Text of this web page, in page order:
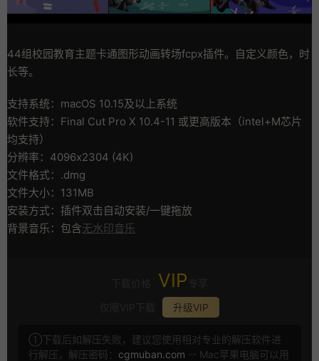
44组校园教育主题卡通图形动画转场fcpx插件。自定义颜色，时
长等。
支持系统：macOS 10.15及以上系统
软件支持：Final Cut Pro X 10.4-11 或更高版本（intel+M芯片
均支持）
分辨率：4096x2304 (4K)
文件格式：.dmg
文件大小：131MB
安装方式：插件双击自动安装/一键拖放
背景音乐：包含无水印音乐
VIP
升级VIP
①下载后如解压失败，建议您使用相对专业的解压软件进
行解压，解压密码： cgmuban.com -- Mac苹果电脑可以用